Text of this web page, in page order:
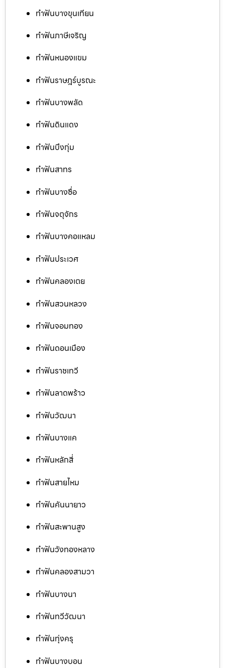
ทำฟันบางขุนเทียน
ทำฟันภาษีเจริญ
ทำฟันหนองแขม
ทำฟันราษฎร์บูรณะ
ทำฟันบางพลัด
ทำฟันดินแดง
ทำฟันบึงกุ่ม
ทำฟันสาทร
ทำฟันบางซื่อ
ทำฟันจตุจักร
ทำฟันบางคอแหลม
ทำฟันประเวศ
ทำฟันคลองเตย
ทำฟันสวนหลวง
ทำฟันจอมทอง
ทำฟันดอนเมือง
ทำฟันราชเทวี
ทำฟันลาดพร้าว
ทำฟันวัฒนา
ทำฟันบางแค
ทำฟันหลักสี่
ทำฟันสายไหม
ทำฟันคันนายาว
ทำฟันสะพานสูง
ทำฟันวังทองหลาง
ทำฟันคลองสามวา
ทำฟันบางนา
ทำฟันทวีวัฒนา
ทำฟันทุ่งครุ
ทำฟันบางบอน